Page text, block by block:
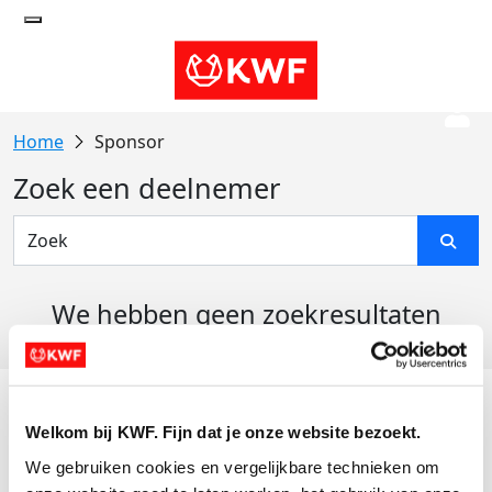
Welkom bij KWF. Fijn dat je onze website bezoekt.
We gebruiken cookies en vergelijkbare technieken om
Sponsor
Zoek een deelnemer
We hebben geen zoekresultaten
Actiematerialen
Evenementen